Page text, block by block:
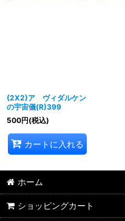
(2X2)ア ヴィダルケン
の宇宙儀(R)399
500円(税込)
カートに入れる
ホーム
ショッピングカート